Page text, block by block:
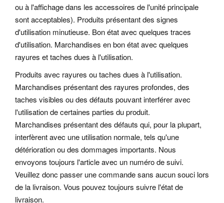
ou à l'affichage dans les accessoires de l'unité principale
sont acceptables). Produits présentant des signes
d'utilisation minutieuse. Bon état avec quelques traces
d'utilisation. Marchandises en bon état avec quelques
rayures et taches dues à l'utilisation.
Produits avec rayures ou taches dues à l'utilisation.
Marchandises présentant des rayures profondes, des
taches visibles ou des défauts pouvant interférer avec
l'utilisation de certaines parties du produit.
Marchandises présentant des défauts qui, pour la plupart,
interfèrent avec une utilisation normale, tels qu'une
détérioration ou des dommages importants. Nous
envoyons toujours l'article avec un numéro de suivi.
Veuillez donc passer une commande sans aucun souci lors
de la livraison. Vous pouvez toujours suivre l'état de
livraison.